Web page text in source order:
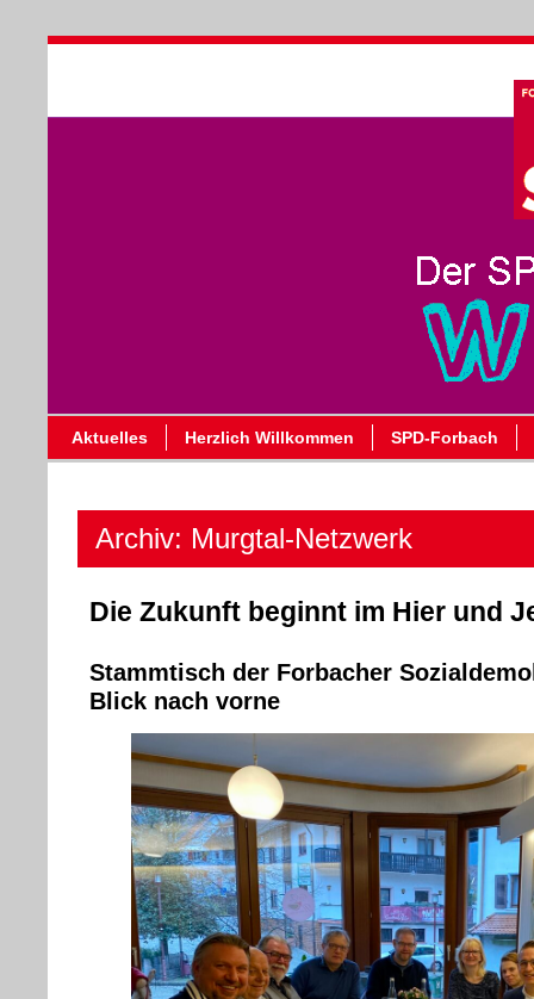
Aktuelles Herzlich Willkommen SPD-Forbach
Archiv: Murgtal-Netzwerk
Die Zukunft beginnt im Hier und
Stammtisch der Forbacher
Blick nach vorne